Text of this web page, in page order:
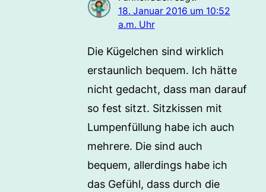
18. Januar 2016 um 10:52
a.m. Uhr
Die Kügelchen sind wirklich
erstaunlich bequem. Ich hätte
nicht gedacht, dass man darauf
so fest sitzt. Sitzkissen mit
Lumpenfüllung habe ich auch
mehrere. Die sind auch
bequem, allerdings habe ich
das Gefühl, dass durch die